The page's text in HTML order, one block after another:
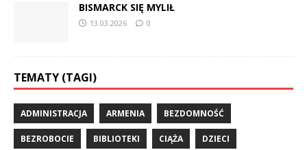
BISMARCK SIĘ MYLIŁ
13.03.2026 0
TEMATY (TAGI)
ADMINISTRACJA ARMENIA BEZDOMNOŚĆ
BEZROBOCIE BIBLIOTEKI CIĄŻA DZIECI